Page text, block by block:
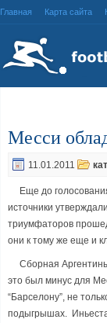
Главная Карта сайта
Месси
11.01.2011
Еще до голосования
источники
триумфаторов
они к тому же еще и
Сборная
это был минус для
“Барселону”, не
подыгрышах.